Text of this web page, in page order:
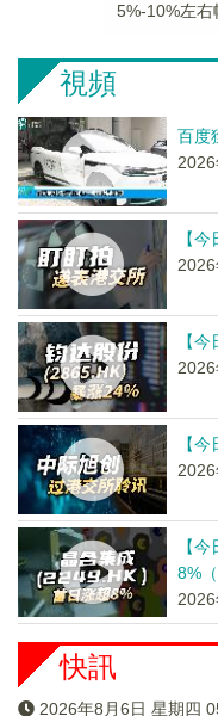
5%-10%左
視頻
百度
【
【
【
【
8%
快訊
2026年8月6日 星期四